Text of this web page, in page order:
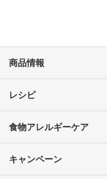
商品情報
レシピ
食物アレルギーケア
キャンペーン